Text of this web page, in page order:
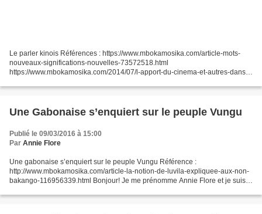
Le parler kinois Références : https://www.mbokamosika.com/article-mots-
nouveaux-significations-nouvelles-73572518.html
https://www.mbokamosika.com/2014/07/l-apport-du-cinema-et-autres-dans-
Une Gabonaise s’enquiert sur le peuple Vungu
Publié le 09/03/2016 à 15:00
Par Annie Flore
Une gabonaise s’enquiert sur le peuple Vungu Référence :
http://www.mbokamosika.com/article-la-notion-de-luvila-expliquee-aux-non-
bakango-116956339.html Bonjour! Je me prénomme Annie Flore et je suis